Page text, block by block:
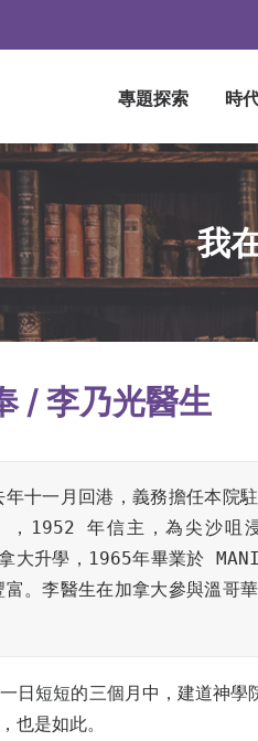
專題探索 時
我
/ 李乃光醫生
年十一月回港，義務擔任本院
，1952 年信主，為尖沙咀
大升學，1965年畢業於
。李醫生在加拿大參與溫哥
日短短的三個月中，建道神
也是如此。